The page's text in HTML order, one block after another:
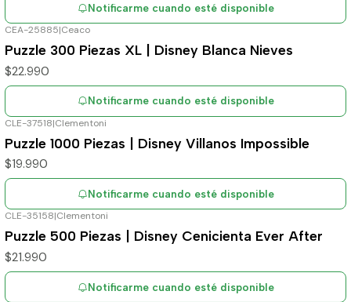
Notificarme cuando esté disponible
Agotado
CEA-25885|Ceaco
Puzzle 300 Piezas XL | Disney Blanca Nieves
$22.990
Notificarme cuando esté disponible
Agotado
CLE-37518|Clementoni
Puzzle 1000 Piezas | Disney Villanos Impossible
$19.990
Notificarme cuando esté disponible
Agotado
CLE-35158|Clementoni
Puzzle 500 Piezas | Disney Cenicienta Ever After
$21.990
Notificarme cuando esté disponible